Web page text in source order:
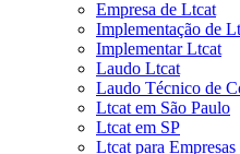
Empresa de Ltcat
Implementação de
Implementar Ltcat
Laudo Ltcat
Laudo Técnico de
Ltcat em São Paulo
Ltcat em SP
Ltcat para Empresas